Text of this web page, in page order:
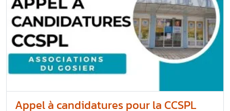
Appel à candidatures pour la CCSPL